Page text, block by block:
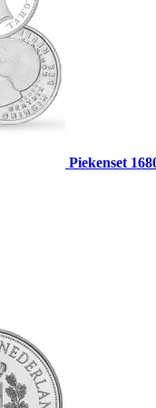
Piekenset